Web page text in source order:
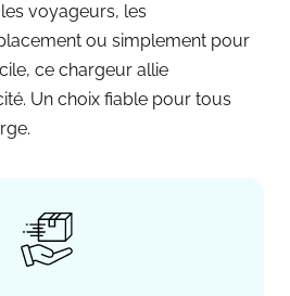
voyageurs, les
ou simplement pour
ce chargeur allie
Un choix fiable pour tous